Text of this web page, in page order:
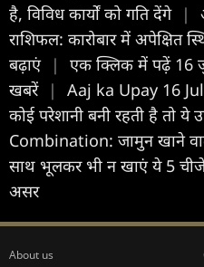
है, विविध कार्यों को गति देंगे |
राशिफल: कारोबार में अपेक्षित
बढ़ाएं |
एक क्लिक में पढ़ें 16
खबरें |
Aaj ka Upay 16
कोई परेशानी बनी रहती है तो ये
Combination: जामुन खाने
साथ भूलकर भी न खाएं ये 5
असर
About us